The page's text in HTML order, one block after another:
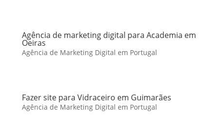
Agência de marketing digital para Academia em
Oeiras
Agência de Marketing Digital em Portugal
Fazer site para Vidraceiro em Guimarães
Agência de Marketing Digital em Portugal